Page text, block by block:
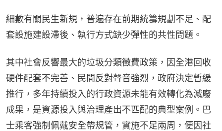
細數有關民生新規，普遍存在前期統籌規劃不足、配
套設施建設滯後、執行方式缺少彈性的共性問題。
其中社會反響最大的垃圾分類徵費政策，因全港回收
硬件配套不完善、民間反對聲音強烈，政府決定暫緩
推行，多年持續投入的行政資源未能有效轉化為減廢
成果，是資源投入與治理產出不匹配的典型案例。巴
士乘客強制佩戴安全帶規管，實施不足兩周，便因社